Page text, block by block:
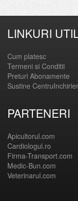
LINKURI
Cum platesc
Termeni si Conditii
Preturi Abonamente
Sustine
PARTENERI
Apicultorul.com
Cardiologul.ro
Firma-Transport.com
Medic-Bun.com
Veterinarul.com